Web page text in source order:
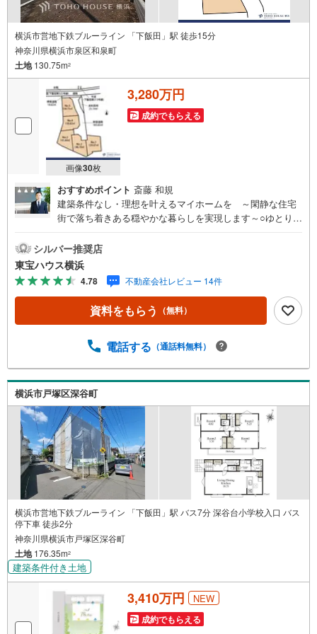
横浜市営地下鉄ブルーライン 「下飯田」駅 徒歩15分
神奈川県横浜市泉区和泉町
土地130.75m2
画像30枚
3,280万円
成約でもらえる
おすすめポイント 斎藤 和規
建築条件なし・理想を叶えるマイホームを ～閑静な住宅
街で落ち着きある穏やかな暮らしを実現します～○ゆとりの
の希望と夢を叶えよう○建築条件がないのでお好きなメーカ
ーで建築出来ます＝＝＝＝＝＝＝＝＝＝＝＝＝＝＝＝＝＝
＝＝＝＝＝＝＝・紹介金融機関/JA横浜・年齢制限/20歳以
上満66歳未満で完済時満80歳未満・返済期間/35年・利率/
「提携金利」年利0.7％（変動金利）※店頭金利より当初期
間 -2.175％（35年）の適用を受けた場合・保証料/融資利用
のお取引条件があります。※金利は2025年2月時点のもので
利は年2回見直しされ、5年ごとに調整されます（ただし、
前返済額の1.25倍が限度）
シルバー推奨店
東宝ハウス横浜
4.78 不動産会社レビュー 14件
資料をもらう （無料）
電話する （通話料無料）
横浜市戸塚区深谷町
横浜市営地下鉄ブルーライン 「下飯田」駅 バス7分 深谷台小学校入口 バス
停下車 徒歩2分
神奈川県横浜市戸塚区深谷町
土地176.35m2
建築条件付き土地
3,410万円 NEW
成約でもらえる